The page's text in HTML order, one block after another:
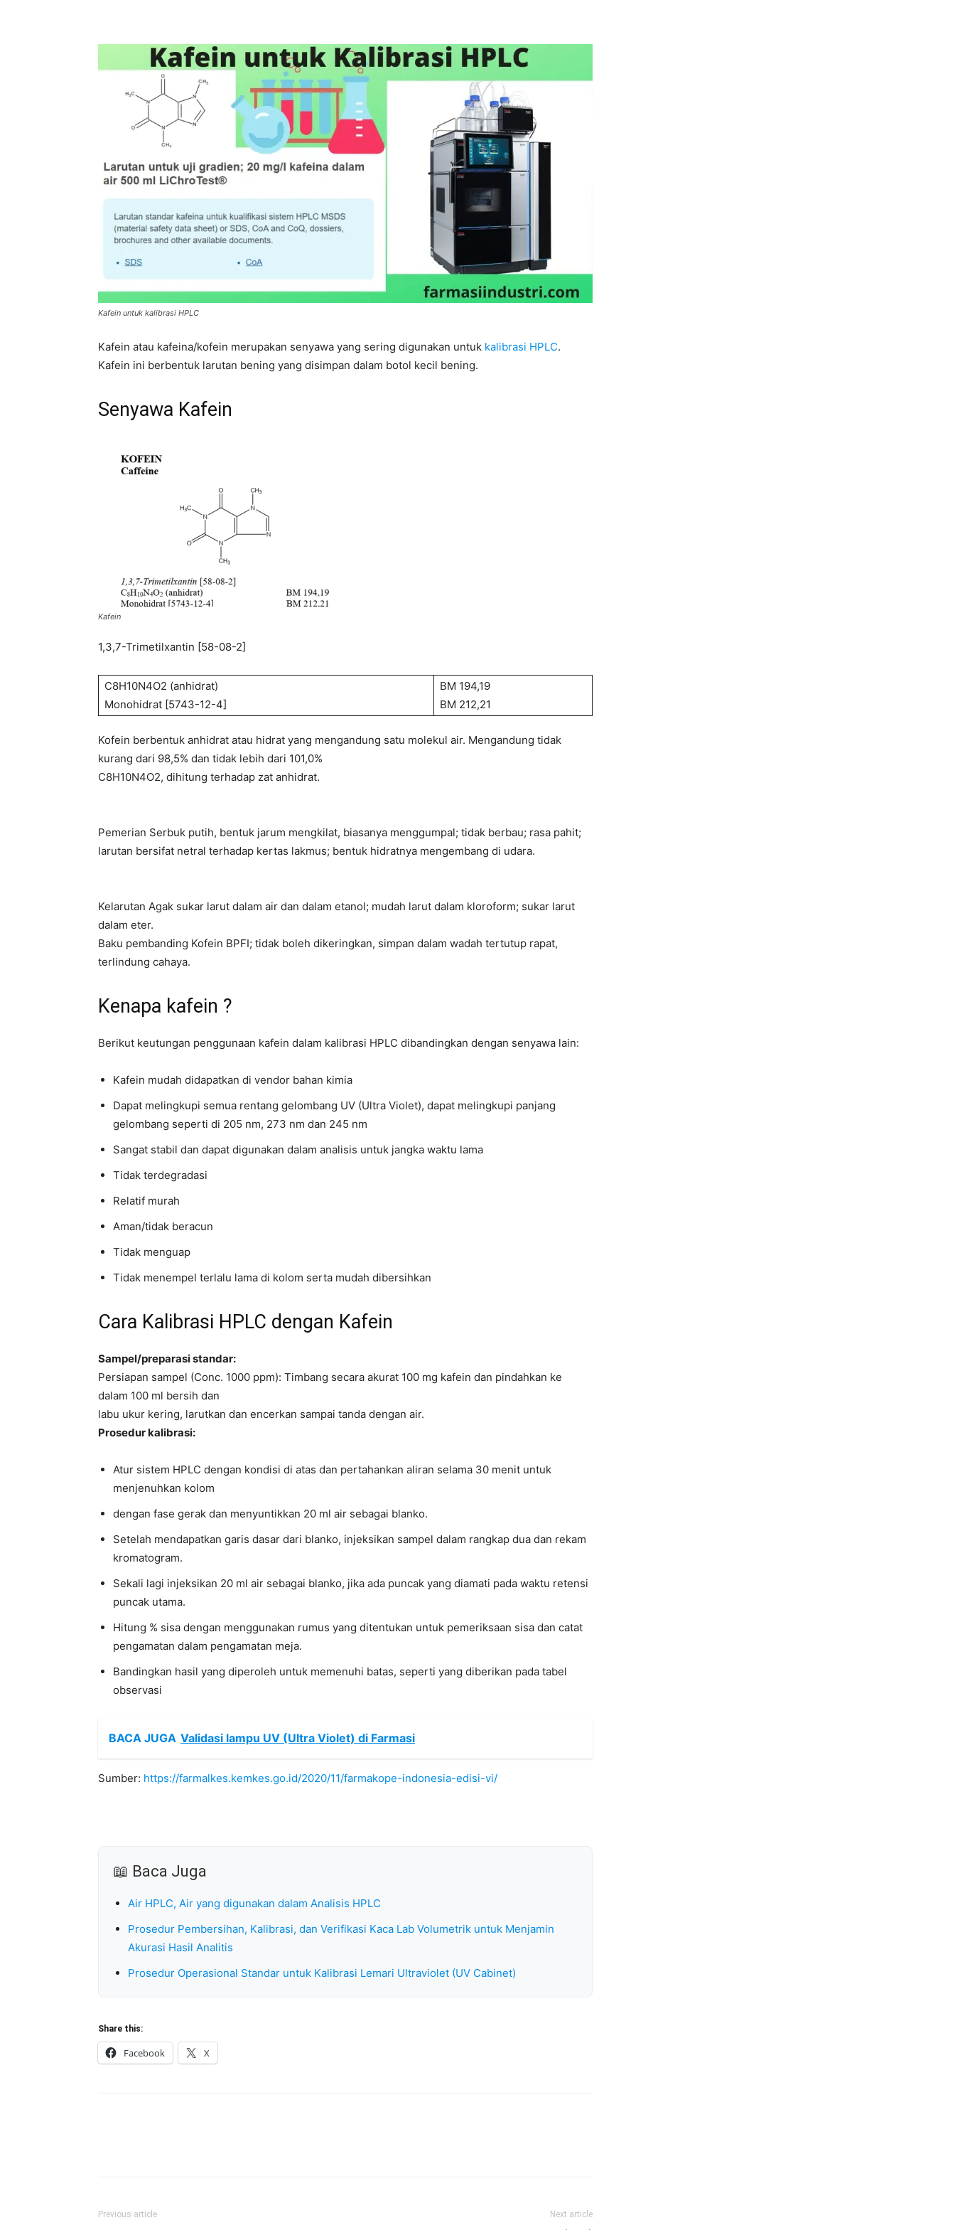
Kafein untuk kalibrasi HPLC
Kafein atau kafeina/kofein merupakan senyawa yang sering digunakan untuk kalibrasi HPLC.
Kafein ini berbentuk larutan bening yang disimpan dalam botol kecil bening.
Senyawa Kafein
Kafein
1,3,7-Trimetilxantin [58-08-2]
C8H10N4O2 (anhidrat)
Monohidrat [5743-12-4]
BM 194,19
BM 212,21
Kofein berbentuk anhidrat atau hidrat yang mengandung satu molekul air. Mengandung tidak
kurang dari 98,5% dan tidak lebih dari 101,0%
C8H10N4O2, dihitung terhadap zat anhidrat.
Pemerian Serbuk putih, bentuk jarum mengkilat, biasanya menggumpal; tidak berbau; rasa pahit;
larutan bersifat netral terhadap kertas lakmus; bentuk hidratnya mengembang di udara.
Kelarutan Agak sukar larut dalam air dan dalam etanol; mudah larut dalam kloroform; sukar larut
dalam eter.
Baku pembanding Kofein BPFI; tidak boleh dikeringkan, simpan dalam wadah tertutup rapat,
terlindung cahaya.
Kenapa kafein ?
Berikut keutungan penggunaan kafein dalam kalibrasi HPLC dibandingkan dengan senyawa lain:
Kafein mudah didapatkan di vendor bahan kimia
Dapat melingkupi semua rentang gelombang UV (Ultra Violet), dapat melingkupi panjang
gelombang seperti di 205 nm, 273 nm dan 245 nm
Sangat stabil dan dapat digunakan dalam analisis untuk jangka waktu lama
Tidak terdegradasi
Relatif murah
Aman/tidak beracun
Tidak menguap
Tidak menempel terlalu lama di kolom serta mudah dibersihkan
Cara Kalibrasi HPLC dengan Kafein
Sampel/preparasi standar:
Persiapan sampel (Conc. 1000 ppm): Timbang secara akurat 100 mg kafein dan pindahkan ke
dalam 100 ml bersih dan
labu ukur kering, larutkan dan encerkan sampai tanda dengan air.
Prosedur kalibrasi:
Atur sistem HPLC dengan kondisi di atas dan pertahankan aliran selama 30 menit untuk
menjenuhkan kolom
dengan fase gerak dan menyuntikkan 20 ml air sebagai blanko.
Setelah mendapatkan garis dasar dari blanko, injeksikan sampel dalam rangkap dua dan rekam
kromatogram.
Sekali lagi injeksikan 20 ml air sebagai blanko, jika ada puncak yang diamati pada waktu retensi
puncak utama.
Hitung % sisa dengan menggunakan rumus yang ditentukan untuk pemeriksaan sisa dan catat
pengamatan dalam pengamatan meja.
Bandingkan hasil yang diperoleh untuk memenuhi batas, seperti yang diberikan pada tabel
observasi
BACA JUGA Validasi lampu UV (Ultra Violet) di Farmasi
Sumber: https://farmalkes.kemkes.go.id/2020/11/farmakope-indonesia-edisi-vi/
📖 Baca Juga
Air HPLC, Air yang digunakan dalam Analisis HPLC
Prosedur Pembersihan, Kalibrasi, dan Verifikasi Kaca Lab Volumetrik untuk Menjamin
Akurasi Hasil Analitis
Prosedur Operasional Standar untuk Kalibrasi Lemari Ultraviolet (UV Cabinet)
Share this:
Facebook X
Previous article Next article